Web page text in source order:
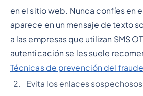
en el sitio web. Nunca confíes en
aparece en un mensaje de texto
a las empresas que utilizan SMS
autenticación se les suele
Técnicas de prevención del fraude
Evita los enlaces sospechosos